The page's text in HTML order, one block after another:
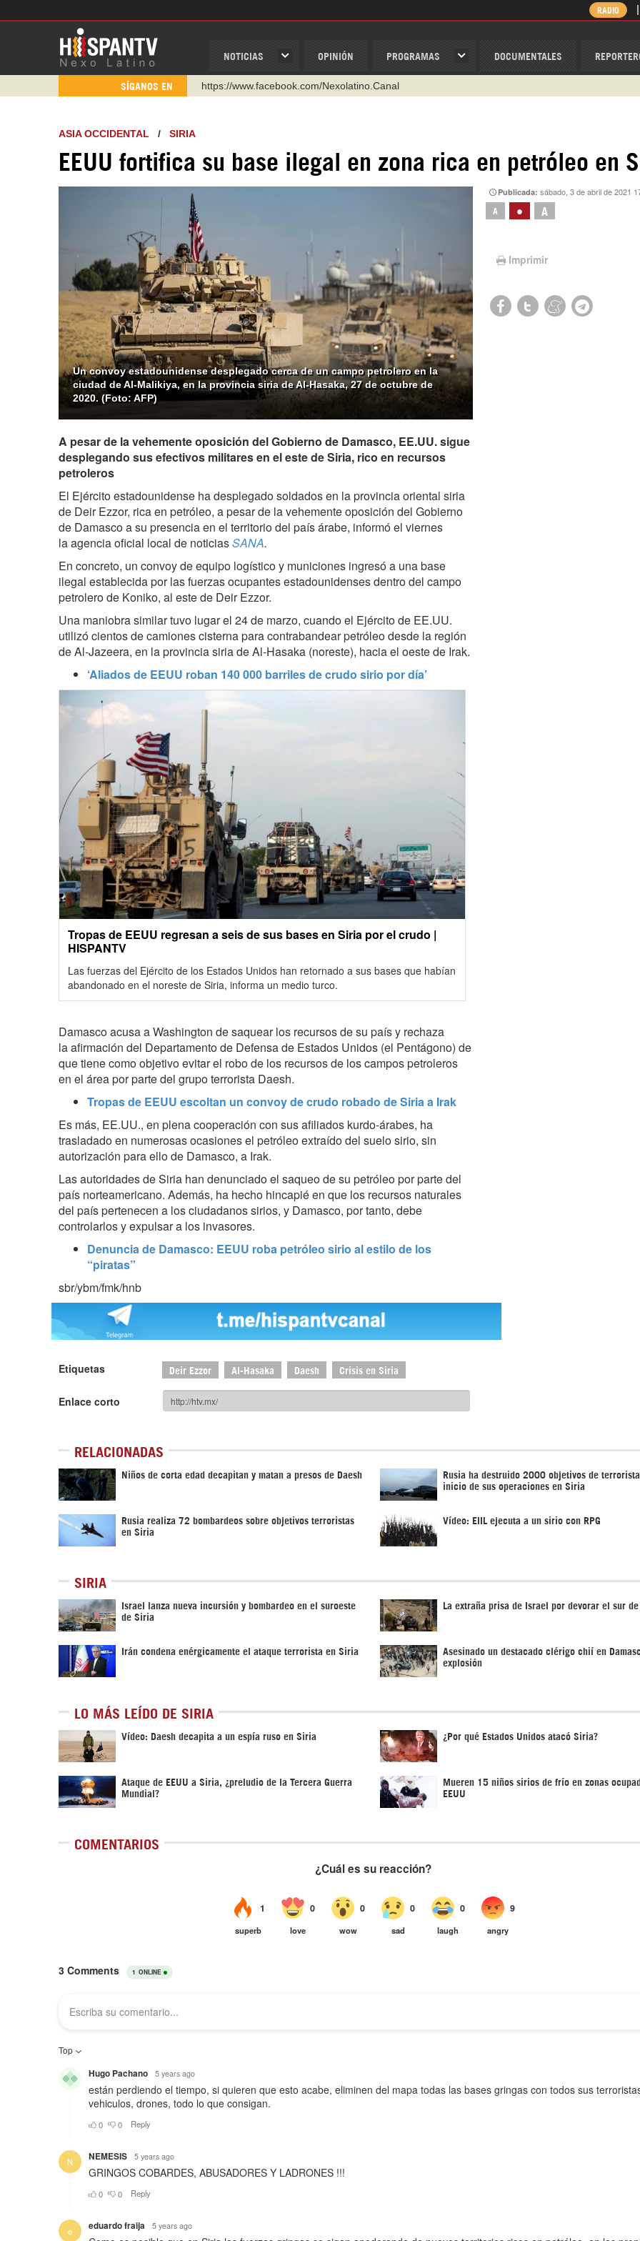
NOTICIAS OPINIÓN PROGRAMAS DOCUMENTALES
RADIO
SÍGANOS EN
https://www.facebook.com/Nexolatino.Canal
https://t.me/hispantvcanal
https://urmedium.com/c/hispantv
ASIA OCCIDENTAL / SIRIA
EEUU fortifica su base ilegal en zona rica en petróleo en
Un convoy estadounidense desplegado cerca de un campo petrolero en la
ciudad de Al-Malikiya, en la provincia siria de Al-Hasaka, 27 de octubre de
2020. (Foto: AFP)
Publicada:sábado, 3 de abril de 2021
A • A
Imprimir
A pesar de la vehemente oposición del Gobierno de Damasco, EE.UU. sigue
desplegando sus efectivos militares en el este de Siria, rico en recursos
petroleros
El Ejército estadounidense ha desplegado soldados en la provincia oriental siria
de Deir Ezzor, rica en petróleo, a pesar de la vehemente oposición del Gobierno
de Damasco a su presencia en el territorio del país árabe, informó el viernes
la agencia oficial local de noticiasSANA.
En concreto, un convoy de equipo logístico y municiones ingresó a una base
ilegal establecida por las fuerzas ocupantes estadounidenses dentro del campo
petrolero de Koniko, al este de Deir Ezzor.
Una maniobra similar tuvo lugar el 24 de marzo, cuando el Ejército de EE.UU.
utilizó cientos de camiones cisterna para contrabandear petróleo desde la región
de Al-Jazeera, en la provincia siria de Al-Hasaka (noreste), hacia el oeste de Irak.
‘Aliados de EEUU roban 140 000 barriles de crudo sirio por día’
Tropas de EEUU regresan a seis de sus bases en Siria por el crudo |
HISPANTV
Las fuerzas del Ejército de los Estados Unidos han retornado a sus bases que habían
abandonado en el noreste de Siria, informa un medio turco.
Damasco acusa a Washington de saquear los recursos de su país y rechaza
la afirmación del Departamento de Defensa de Estados Unidos (el Pentágono) de
que tiene como objetivo evitar el robo de los recursos de los campos petroleros
en el área por parte del grupo terrorista Daesh.
Tropas de EEUU escoltan un convoy de crudo robado de Siria a Irak
Es más, EE.UU., en plena cooperación con sus afiliados kurdo-árabes, ha
trasladado en numerosas ocasiones el petróleo extraído del suelo sirio, sin
autorización para ello de Damasco, a Irak.
Las autoridades de Siria han denunciado el saqueo de su petróleo por parte del
país norteamericano. Además, ha hecho hincapié en que los recursos naturales
del país pertenecen a los ciudadanos sirios, y Damasco, por tanto, debe
controlarlos y expulsar a los invasores.
Denuncia de Damasco: EEUU roba petróleo sirio al estilo de los
“piratas”
sbr/ybm/fmk/hnb
Etiquetas Deir Ezzor Al-Hasaka Daesh Crisis en Siria
Enlace corto
RELACIONADAS
Niños de corta edad decapitan y matan a presos de Daesh Rusia ha destruido 2000 objetivos de
inicio de sus operaciones en Siria
Rusia realiza 72 bombardeos sobre objetivos terroristas
en Siria
Vídeo: EIIL ejecuta a un sirio con RPG
SIRIA
Israel lanza nueva incursión y bombardeo en el suroeste
de Siria
La extraña prisa de Israel por devorar el sur
Irán condena enérgicamente el ataque terrorista en Siria Asesinado un destacado clérigo chií en
explosión
LO MÁS LEÍDO DE SIRIA
Vídeo: Daesh decapita a un espía ruso en Siria ¿Por qué Estados Unidos atacó Siria?
Ataque de EEUU a Siria, ¿preludio de la Tercera Guerra
Mundial?
Mueren 15 niños sirios de frío en zonas
EEUU
COMENTARIOS